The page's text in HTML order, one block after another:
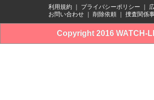
利用規約 プライバシーポリシー
お問い合わせ
削除依頼 捜査関係
Copyright 2016 WATCH-